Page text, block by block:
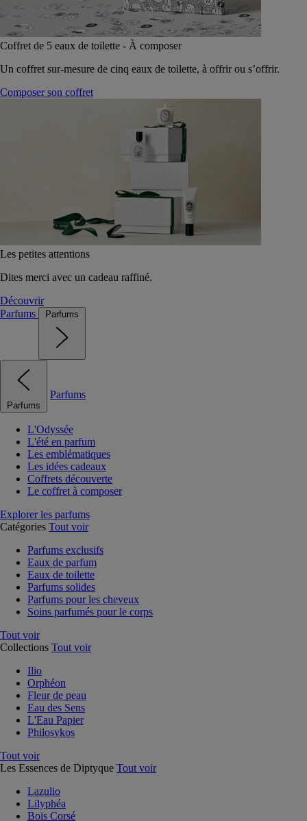
Coffret de 5 eaux de toilette - À composer
Un coffret sur-mesure de cinq eaux de toilette, à offrir ou s’offrir.
Composer son coffret
Les petites attentions
Dites merci avec un cadeau raffiné.
Découvrir
Parfums
Parfums
Parfums
Parfums
L'Odyssée
L'été en parfum
Les emblématiques
Les idées cadeaux
Coffrets découverte
Le coffret à composer
Explorer les parfums
Catégories Tout voir
Parfums exclusifs
Eaux de parfum
Eaux de toilette
Parfums solides
Parfums pour les cheveux
Soins parfumés pour le corps
Tout voir
Collections Tout voir
Ilio
Orphéon
Fleur de peau
Eau des Sens
L'Eau Papier
Philosykos
Tout voir
Les Essences de Diptyque Tout voir
Lazulio
Lilyphéa
Bois Corsé